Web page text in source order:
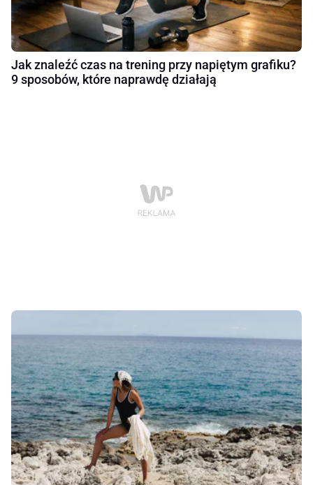
Jak znaleźć czas na trening przy napiętym grafiku?
9 sposobów, które naprawdę działają